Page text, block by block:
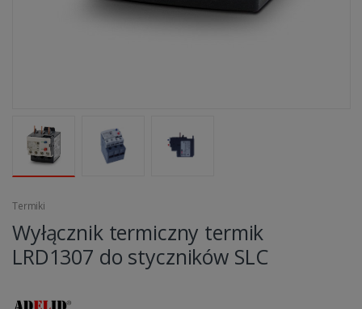
Termiki
Wyłącznik termiczny termik
LRD1307 do styczników SLC